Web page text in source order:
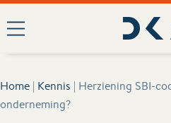
Home | Kennis | Herziening SBI-
onderneming?